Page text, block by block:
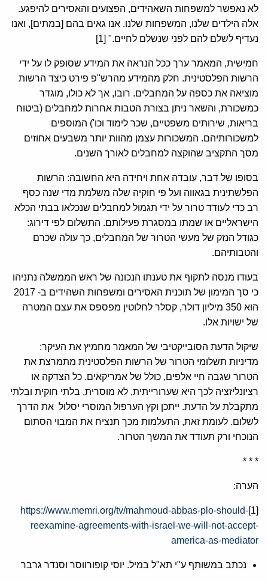
לא נאפשר למשפחות השאהידים, הפצועים והאסירים להיפגע.
אלה הילדים שלנו, המשפחות שלנו. אנו גאים בהם [במתים], ואנו
נעדיף לשלם להם לפני שנשלם לחיים." [1]
חמישית, המאמר ערך ככל הנראה את המידע שסופק לו על ידי
הרשות הפלסטינית. חלק מהמידע מהרש"פ פירט כיצד הרשות
מוציאה את כספה על המחבלים. רובו, אך לא כולו, מוגדר
כמשכורת, והשאר ניתן בצורת הטבות אחרות למחבלים (ביטוח
בריאות, שירותים משפטיים, שכר לימוד וכו') המוספים
למשכורותיהם. המשכורות עצמן מהוות יותר משבעים אחוזים
מסך התקציב שהוקצה למחבלים לאורך השנים.
בסופו של דבר, עובדה אחת ויחידה היא החשובה: הרשות
הפלשתינית בגאווה ועל פי חוקיה שלה משלמת מדי שנה כסף
רב כדי לעודד טרור על ידי תגמול למחבלים שנכלאו בבתי הכלא
הישראליים או שמתו במסגרת פעילותם. התשלום לפי דירוג:
כגודל הנזק של מעשי הטרור של המחבלים, כך עולה שכרם
והטבותיהם.
בעודו מנסה לתקוף את טענתו הנכונה של ראש הממשלה נתניהו
כי סך המימון של תוכנית האסירים ומשפחות השהידים ב- 2017
הוא 350 מיליון דולר, קסלר לחלוטין מפספס את עצם המטרה
של ישויות אלו.
שיקול הדעת הסובייקטיבי של המאמר מחמיץ את העיקר:
מדיניות תשלומי הטרור של הרשות הפלסטינית מתמרצת את
הטרור שגבה חיי אלפים, כולל של אמריקאים. כל הצדקה או
רציונליזציה לכך היא שערורייתית, לא מוסרית, בלתי חוקית ובלתי
מתקבלת על הדעת. ייתכן וקץ הערפול המוסרי יסלול את הדרך
לשלום. לעומת זאת, התעלמות מכך תנציח את המבוי הסתום
הנוכחי ורק תעודד את המשך הטרור.
* * *
הערה:
[1]
https://www.memri.org/tv/mahmoud-abbas-plo-should-
reexamine-agreements-with-israel-we-will-not-accept-
america-as-mediator
נכתב במשותף ע"י תא"ל במיל. יוסי קופורווסר וסנדר גרבר